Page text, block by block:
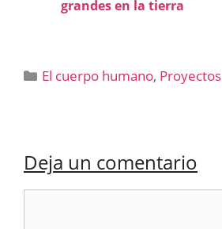
grandes en la tierra
Categorías
El cuerpo humano, Proyectos
Deja un comentario